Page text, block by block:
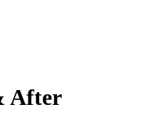
After